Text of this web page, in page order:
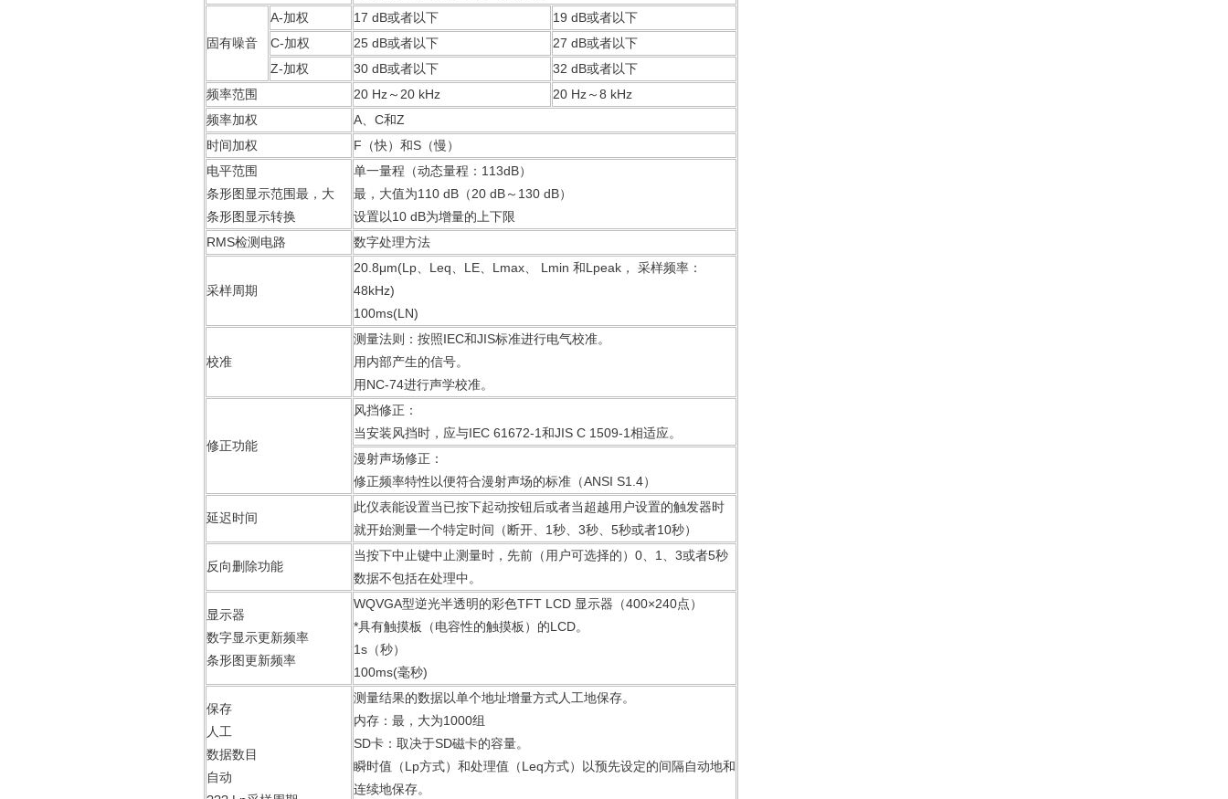
固有噪音
A-加权 17 dB或者以下
19 dB或者以下
C-加权
25 dB或者以下
27 dB或者以下
Z-加权
30 dB或者以下
32 dB或者以下
频率范围
20 Hz～20 kHz
20 Hz～8 kHz
频率加权
A、C和Z
时间加权
F（快）和S（慢）
电平范围
条形图显示范围最，大
条形图显示转换
单一量程（动态量程：113dB）
最，大值为110 dB（20 dB～130 dB）
设置以10 dB为增量的上下限
RMS检测电路
数字处理方法
采样周期
20.8μm(Lp、Leq、LE、Lmax、 Lmin 和Lpeak， 采样频率：
48kHz)
100ms(LN)
校准
测量法则：按照IEC和JIS标准进行电气校准。
用内部产生的信号。
用NC-74进行声学校准。
修正功能
风挡修正：
当安装风挡时，应与IEC 61672-1和JIS C 1509-1相适应。
漫射声场修正：
修正频率特性以便符合漫射声场的标准（ANSI S1.4）
延迟时间
此仪表能设置当已按下起动按钮后或者当超越用户设置的触发器时
就开始测量一个特定时间（断开、1秒、3秒、5秒或者10秒）
反向删除功能
当按下中止键中止测量时，先前（用户可选择的）0、1、3或者5秒
数据不包括在处理中。
显示器
数字显示更新频率
条形图更新频率
WQVGA型逆光半透明的彩色TFT LCD 显示器（400×240点）
*具有触摸板（电容性的触摸板）的LCD。
1s（秒）
100ms(毫秒)
保存
人工
数据数目
自动
测量结果的数据以单个地址增量方式人工地保存。
内存：最，大为1000组
SD卡：取决于SD磁卡的容量。
瞬时值（Lp方式）和处理值（Leq方式）以预先设定的间隔自动地和
连续地保存。